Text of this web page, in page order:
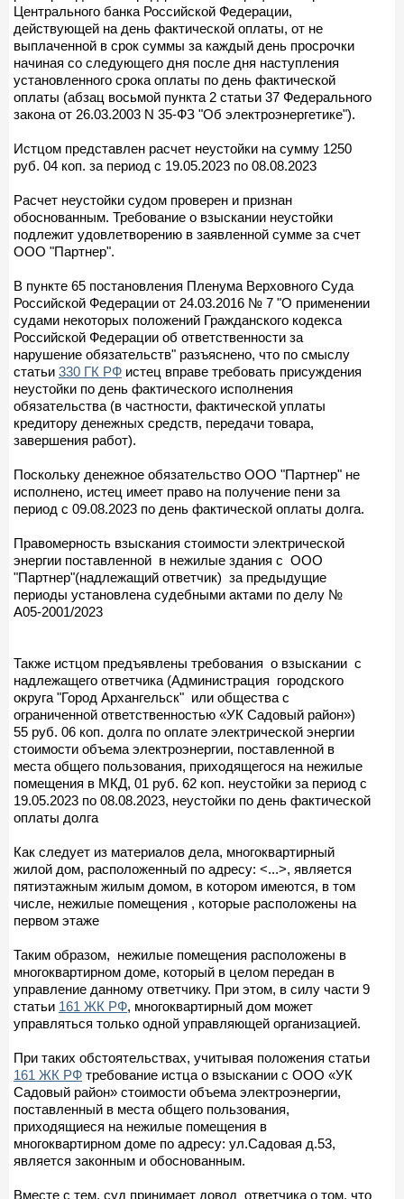
Центрального банка Российской Федерации,
действующей на день фактической оплаты, от не
выплаченной в срок суммы за каждый день просрочки
начиная со следующего дня после дня наступления
установленного срока оплаты по день фактической
оплаты (абзац восьмой пункта 2 статьи 37 Федерального
закона от 26.03.2003 N 35-ФЗ "Об электроэнергетике").
Истцом представлен расчет неустойки на сумму 1250
руб. 04 коп. за период с 19.05.2023 по 08.08.2023
Расчет неустойки судом проверен и признан
обоснованным. Требование о взыскании неустойки
подлежит удовлетворению в заявленной сумме за счет
ООО "Партнер".
В пункте 65 постановления Пленума Верховного Суда
Российской Федерации от 24.03.2016 № 7 "О применении
судами некоторых положений Гражданского кодекса
Российской Федерации об ответственности за
нарушение обязательств" разъяснено, что по смыслу
статьи 330 ГК РФ истец вправе требовать присуждения
неустойки по день фактического исполнения
обязательства (в частности, фактической уплаты
кредитору денежных средств, передачи товара,
завершения работ).
Поскольку денежное обязательство ООО "Партнер" не
исполнено, истец имеет право на получение пени за
период с 09.08.2023 по день фактической оплаты долга.
Правомерность взыскания стоимости электрической
энергии поставленной в нежилые здания с ООО
"Партнер"(надлежащий ответчик) за предыдущие
периоды установлена судебными актами по делу №
А05-2001/2023
Также истцом предъявлены требования о взыскании с
надлежащего ответчика (Администрация городского
округа "Город Архангельск" или общества с
ограниченной ответственностью «УК Садовый район»)
55 руб. 06 коп. долга по оплате электрической энергии
стоимости объема электроэнергии, поставленной в
места общего пользования, приходящегося на нежилые
помещения в МКД, 01 руб. 62 коп. неустойки за период с
19.05.2023 по 08.08.2023, неустойки по день фактической
оплаты долга
Как следует из материалов дела, многоквартирный
жилой дом, расположенный по адресу: <...>, является
пятиэтажным жилым домом, в котором имеются, в том
числе, нежилые помещения , которые расположены на
первом этаже
Таким образом, нежилые помещения расположены в
многоквартирном доме, который в целом передан в
управление данному ответчику. При этом, в силу части 9
статьи 161 ЖК РФ, многоквартирный дом может
управляться только одной управляющей организацией.
При таких обстоятельствах, учитывая положения статьи
161 ЖК РФ требование истца о взыскании с ООО «УК
Садовый район» стоимости объема электроэнергии,
поставленный в места общего пользования,
приходящиеся на нежилые помещения в
многоквартирном доме по адресу: ул.Садовая д.53,
является законным и обоснованным.
Вместе с тем, суд принимает довод ответчика о том, что